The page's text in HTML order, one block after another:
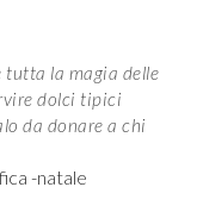
tutta la magia delle
dolci tipici
da donare a chi